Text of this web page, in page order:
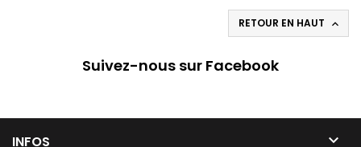
RETOUR EN HAUT 
Suivez-nous sur Facebook
INFOS 